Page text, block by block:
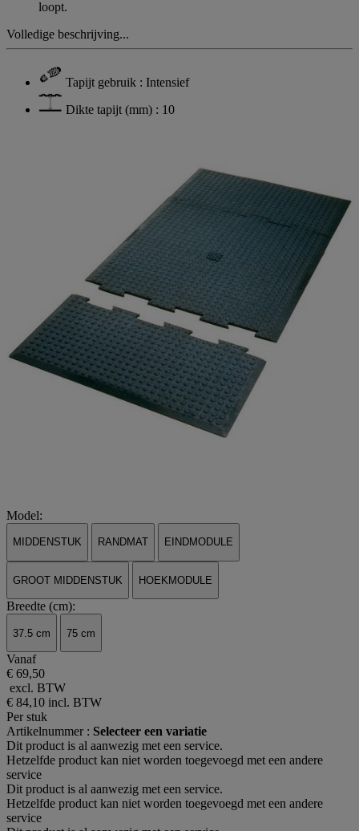
loopt.
Volledige beschrijving...
Tapijt gebruik : Intensief
Dikte tapijt (mm) : 10
Model:
MIDDENSTUK RANDMAT EINDMODULE
GROOT MIDDENSTUK HOEKMODULE
Breedte (cm):
37.5 cm 75 cm
Vanaf
€ 69,50
excl. BTW
€ 84,10 incl. BTW
Per stuk
Artikelnummer : Selecteer een variatie
Dit product is al aanwezig met een service.
Hetzelfde product kan niet worden toegevoegd met een andere
service
Dit product is al aanwezig met een service.
Hetzelfde product kan niet worden toegevoegd met een andere
service